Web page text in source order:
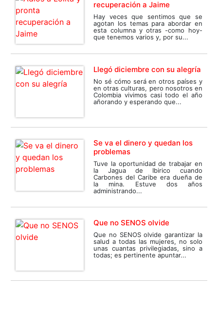
recuperación a Jaime
Hay veces que sentimos que se
agotan los temas para abordar en
esta columna y otras -como hoy-
que tenemos varios y, por su...
Llegó diciembre con su alegría
No sé cómo será en otros países y
en otras culturas, pero nosotros en
Colombia vivimos casi todo el año
añorando y esperando que...
Se va el dinero y quedan los
problemas
Tuve la oportunidad de trabajar en
la Jagua de Ibirico cuando
Carbones del Caribe era dueña de
la mina. Estuve dos años
administrando...
Que no SENOS olvide
Que no SENOS olvide garantizar la
salud a todas las mujeres, no solo
unas cuantas privilegiadas, sino a
todas; es pertinente apuntar...